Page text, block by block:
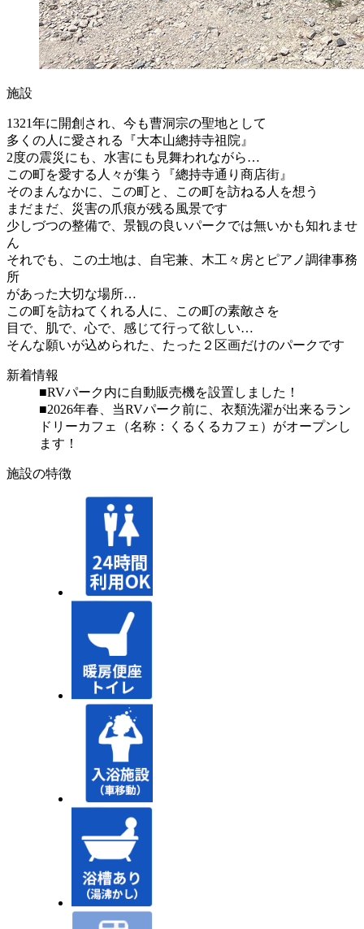
施設
1321年に開創され、今も曹洞宗の聖地として
多くの人に愛される『大本山總持寺祖院』
2度の震災にも、水害にも見舞われながら…
この町を愛する人々が集う『總持寺通り商店街』
そのまんなかに、この町と、この町を訪ねる人を想う
まだまだ、災害の爪痕が残る風景です
少しづつの整備で、景観の良いパークでは無いかも知れませ
ん
それでも、この土地は、自宅兼、木工々房とピアノ調律事務
所
があった大切な場所…
この町を訪ねてくれる人に、この町の素敵さを
目で、肌で、心で、感じて行って欲しい…
そんな願いが込められた、たった２区画だけのパークです
新着情報
■RVパーク内に自動販売機を設置しました！
■2026年春、当RVパーク前に、衣類洗濯が出来るラン
ドリーカフェ（名称：くるくるカフェ）がオープンし
ます！
施設の特徴